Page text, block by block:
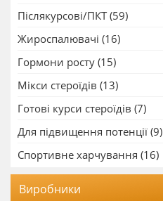
Післякурсові/ПКТ (59)
Жироспалювачі (16)
Гормони росту (15)
Мікси стероїдів (13)
Готові курси стероїдів (7)
Для підвищення потенції (9)
Спортивне харчування (16)
Виробники